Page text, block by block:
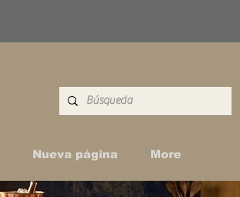
Nueva página More